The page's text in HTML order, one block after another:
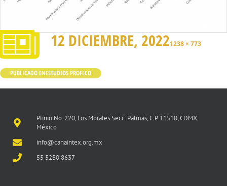
12 DICIEMBRE, 20221238 × 773
PUBLICADO ENESTUDIOS PROFECO
Plinio No. 220, Los Morales Secc. Palmas, C.P. 11510, CDMX,
México
info@canaintex.org.mx
55 5280 8637